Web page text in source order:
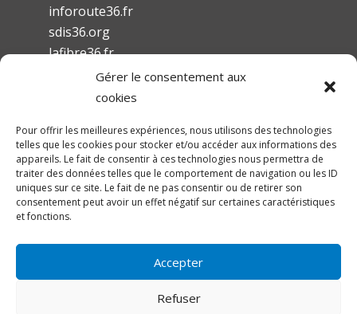
inforoute36.fr
sdis36.org
lafibre36.fr
Mentions légales
Conditions Générales d’Utilisation
Accessibilité
Gérer le consentement aux
cookies
Pour offrir les meilleures expériences, nous utilisons des technologies
telles que les cookies pour stocker et/ou accéder aux informations des
appareils. Le fait de consentir à ces technologies nous permettra de
traiter des données telles que le comportement de navigation ou les ID
uniques sur ce site. Le fait de ne pas consentir ou de retirer son
consentement peut avoir un effet négatif sur certaines caractéristiques
et fonctions.
Accepter
Refuser